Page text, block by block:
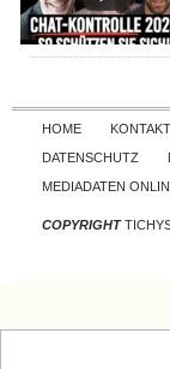
HOME KONTAKT
DATENSCHUTZ
MEDIADATEN
COPYRIGHT